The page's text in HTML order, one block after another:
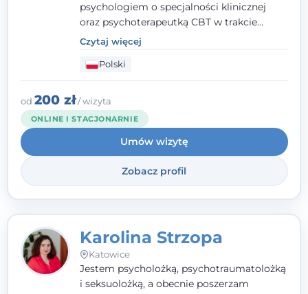
psychologiem o specjalności klinicznej
oraz psychoterapeutką CBT w trakcie
szkolenia. Pracuję z dorosłymi, którzy
szukają wsparcia w trudnych momentach -
w obliczu lęku, przewlekłego stresu,
natłoku myśli, obniżonego nastroju,
wypalenia czy kryzysu, a także po prostu
chcą lepiej poznać siebie.
Czytaj więcej
Polski
od 200 zł/ wizyta
ONLINE I STACJONARNIE
Umów wizytę
Zobacz profil
Karolina Strzopa
Katowice
Jestem psycholożką, psychotraumatolożką
i seksuolożką, a obecnie poszerzam